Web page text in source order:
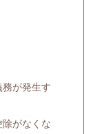
が発生す
がなくな